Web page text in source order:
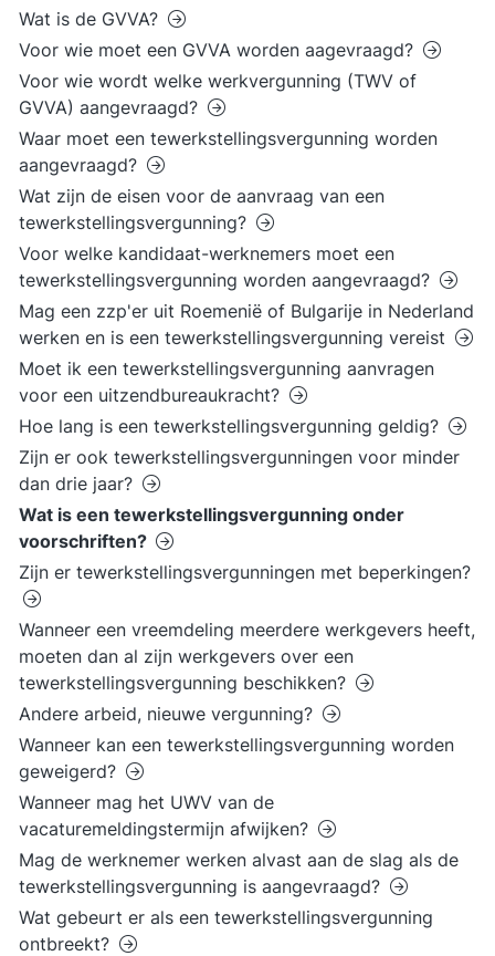
Wat is de GVVA?
Voor wie moet een GVVA worden aagevraagd?
Voor wie wordt welke werkvergunning (TWV of
GVVA) aangevraagd?
Waar moet een tewerkstellingsvergunning worden
aangevraagd?
Wat zijn de eisen voor de aanvraag van een
tewerkstellingsvergunning?
Voor welke kandidaat-werknemers moet een
tewerkstellingsvergunning worden aangevraagd?
Mag een zzp'er uit Roemenië of Bulgarije in Nederland
werken en is een tewerkstellingsvergunning vereist
Moet ik een tewerkstellingsvergunning aanvragen
voor een uitzendbureaukracht?
Hoe lang is een tewerkstellingsvergunning geldig?
Zijn er ook tewerkstellingsvergunningen voor minder
dan drie jaar?
Wat is een tewerkstellingsvergunning onder
voorschriften?
Zijn er tewerkstellingsvergunningen met beperkingen?
Wanneer een vreemdeling meerdere werkgevers heeft,
moeten dan al zijn werkgevers over een
tewerkstellingsvergunning beschikken?
Andere arbeid, nieuwe vergunning?
Wanneer kan een tewerkstellingsvergunning worden
geweigerd?
Wanneer mag het UWV van de
vacaturemeldingstermijn afwijken?
Mag de werknemer werken alvast aan de slag als de
tewerkstellingsvergunning is aangevraagd?
Wat gebeurt er als een tewerkstellingsvergunning
ontbreekt?